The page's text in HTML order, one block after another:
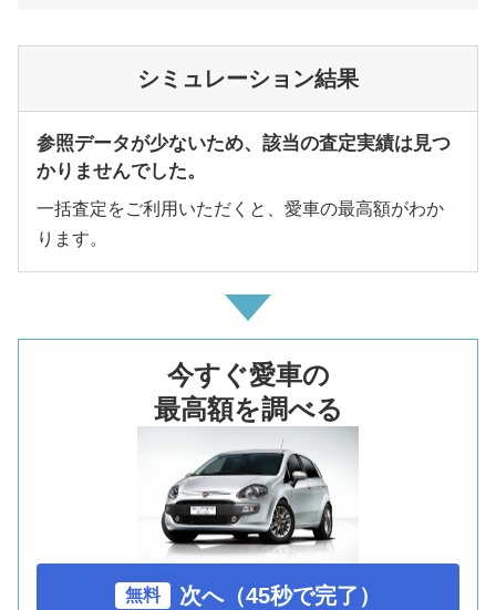
シミュレーション結果
参照データが少ないため、該当の査定実績は見つ
かりませんでした。
一括査定をご利用いただくと、愛車の最高額がわか
ります。
今すぐ愛車の
最高額を調べる
無料 次へ（45秒で完了）